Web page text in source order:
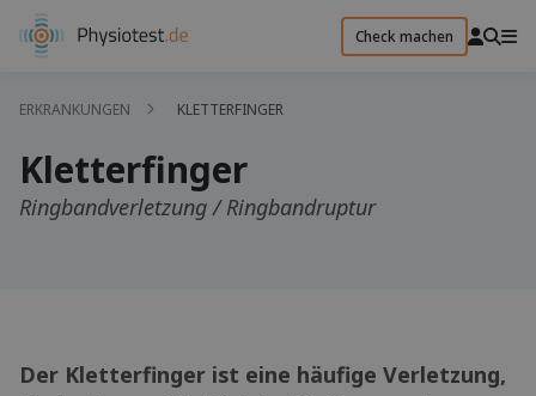
Check machen
ERKRANKUNGEN KLETTERFINGER
Kletterfinger
Ringbandverletzung / Ringbandruptur
Der Kletterfinger ist eine häufige Verletzung,